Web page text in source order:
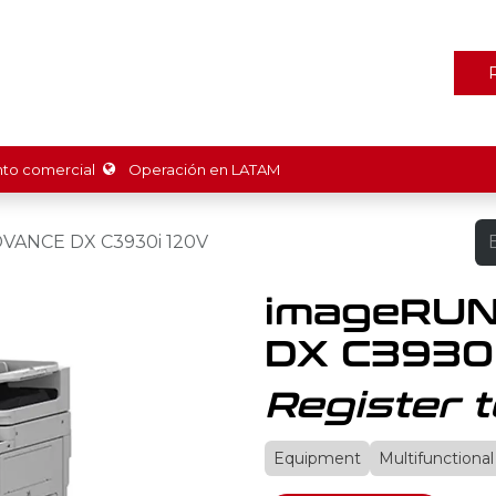
comercial Operación en LATAM
DX C3930i 120V
DX
Register
Equipment Multifunctional